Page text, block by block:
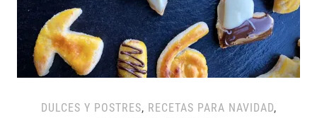
DULCES Y POSTRES, RECETAS PARA NAVIDAD,